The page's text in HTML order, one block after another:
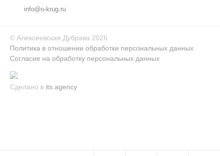
info@o-krug.ru
© Алексеевская Дубрава 2026
Политика в отношении обработки персональных данных
Согласие на обработку персональных данных
Сделано в its.agency